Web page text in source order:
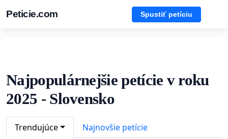
Peticie.com Spustiť petíciu
Najpopulárnejšie petície v roku
2025 - Slovensko
Trendujúce Najnovšie petície